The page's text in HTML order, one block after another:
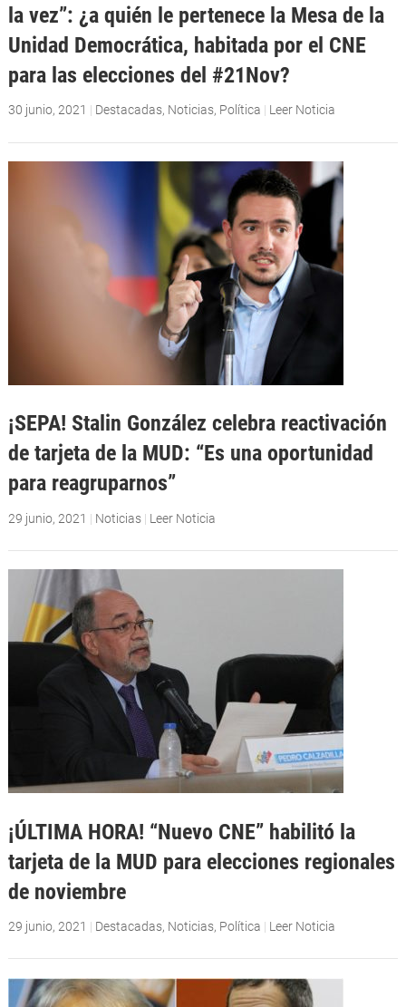
la vez”: ¿a quién le pertenece la Mesa de la
Unidad Democrática, habitada por el CNE
para las elecciones del #21Nov?
30 junio, 2021 | Destacadas, Noticias, Política | Leer Noticia
¡SEPA! Stalin González celebra reactivación
de tarjeta de la MUD: “Es una oportunidad
para reagruparnos”
29 junio, 2021 | Noticias | Leer Noticia
¡ÚLTIMA HORA! “Nuevo CNE” habilitó la
tarjeta de la MUD para elecciones regionales
de noviembre
29 junio, 2021 | Destacadas, Noticias, Política | Leer Noticia